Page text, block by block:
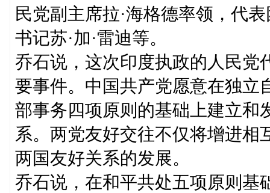
民党副主席拉·海格德率领，代
书记苏·加·雷迪等。
乔石说，这次印度执政的人民党
要事件。中国共产党愿意在独立
部事务四项原则的基础上建立和
系。两党友好交往不仅将增进相
两国友好关系的发展。
乔石说，在和平共处五项原则基